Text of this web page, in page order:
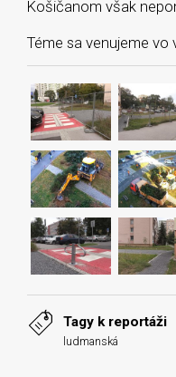
Košičanom však
Téme sa venujeme vo
Tagy k reportáži
ludmanská